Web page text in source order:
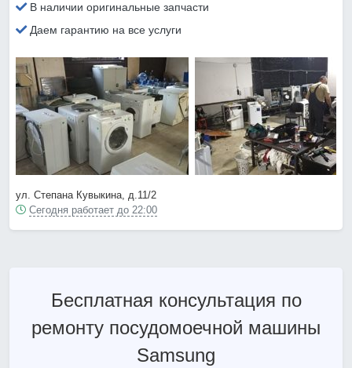
В наличии оригинальные запчасти
Даем гарантию на все услуги
ул. Степана Кувыкина, д.11/2
Сегодня работает до 22:00
Бесплатная консультация по
ремонту посудомоечной машины
Samsung